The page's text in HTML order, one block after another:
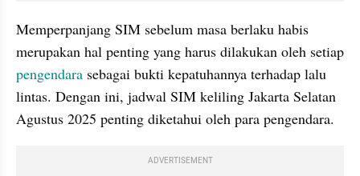
Memperpanjang SIM sebelum masa berlaku habis
pengendara sebagai bukti kepatuhannya terhadap lalu
lintas. Dengan ini, jadwal SIM keliling Jakarta Selatan
Agustus 2025 penting diketahui oleh para pengendara.
ADVERTISEMENT